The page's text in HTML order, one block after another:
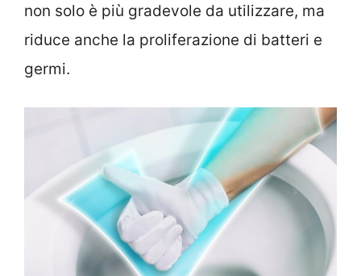
non solo è più gradevole da utilizzare, ma
riduce anche la proliferazione di batteri e
germi.